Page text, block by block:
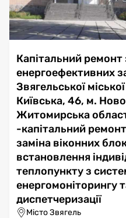
Капітальний
енергоефективних
Звягельської
Київська, 46, м.
Житомирська
-капітальний
заміна віконних
встановлення
теплопункту з
енергомоніторингу
диспетчеризації
Місто Звягель